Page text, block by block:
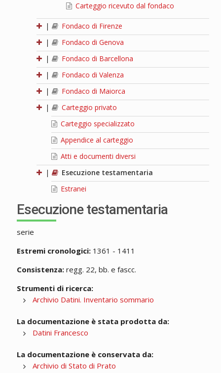
Carteggio ricevuto dal fondaco
|
Fondaco di Firenze
|
Fondaco di Genova
|
Fondaco di Barcellona
|
Fondaco di Valenza
|
Fondaco di Maiorca
|
Carteggio privato
Carteggio specializzato
Appendice al carteggio
Atti e documenti diversi
|
Esecuzione testamentaria
Estranei
Esecuzione testamentaria
serie
Estremi cronologici:1361 - 1411
Consistenza:regg. 22, bb. e fascc.
Strumenti di ricerca:
Archivio Datini. Inventario sommario
La documentazione è stata prodotta da:
Datini Francesco
La documentazione è conservata da:
Archivio di Stato di Prato